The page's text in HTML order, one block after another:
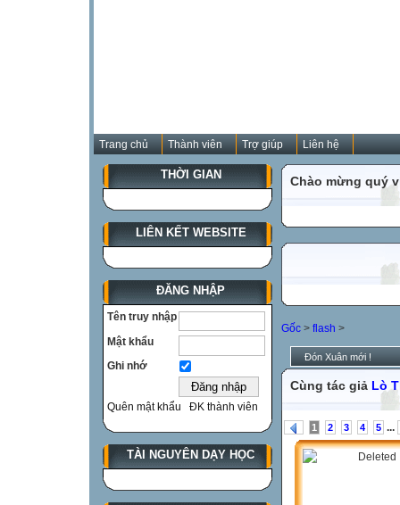
Trang chủ Thành viên Trợ giúp Liên hệ
THỜI GIAN
LIÊN KẾT WEBSITE
ĐĂNG NHẬP
Tên truy nhập
Mật khẩu
Ghi nhớ
Quên mật khẩu ĐK thành viên
TÀI NGUYÊN DẠY HỌC
Chào mừng quý
Gốc > flash >
Đón Xuân mới !
Cùng tác giả Lò
1 2 3 4 5 ...